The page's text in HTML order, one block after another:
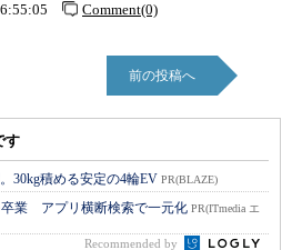
Comment(0)
前の投稿へ
す
30kg積める安定の4輪EV PR(BLAZE)
業 アプリ横断検索で一元化 PR(ITmedia エ
Recommended by